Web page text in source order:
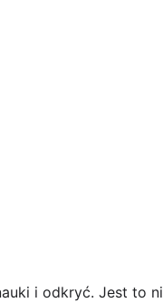
i odkryć. Jest to